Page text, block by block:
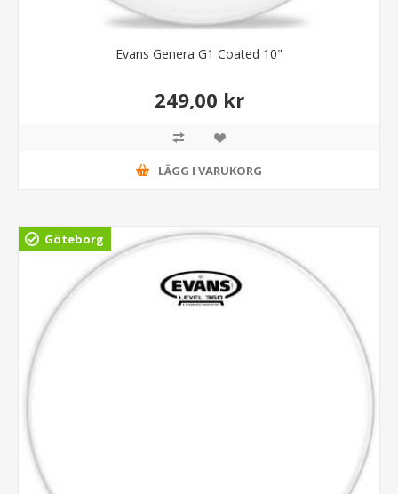
Evans Genera G1 Coated 10"
249,00 kr
LÄGG I VARUKORG
Göteborg